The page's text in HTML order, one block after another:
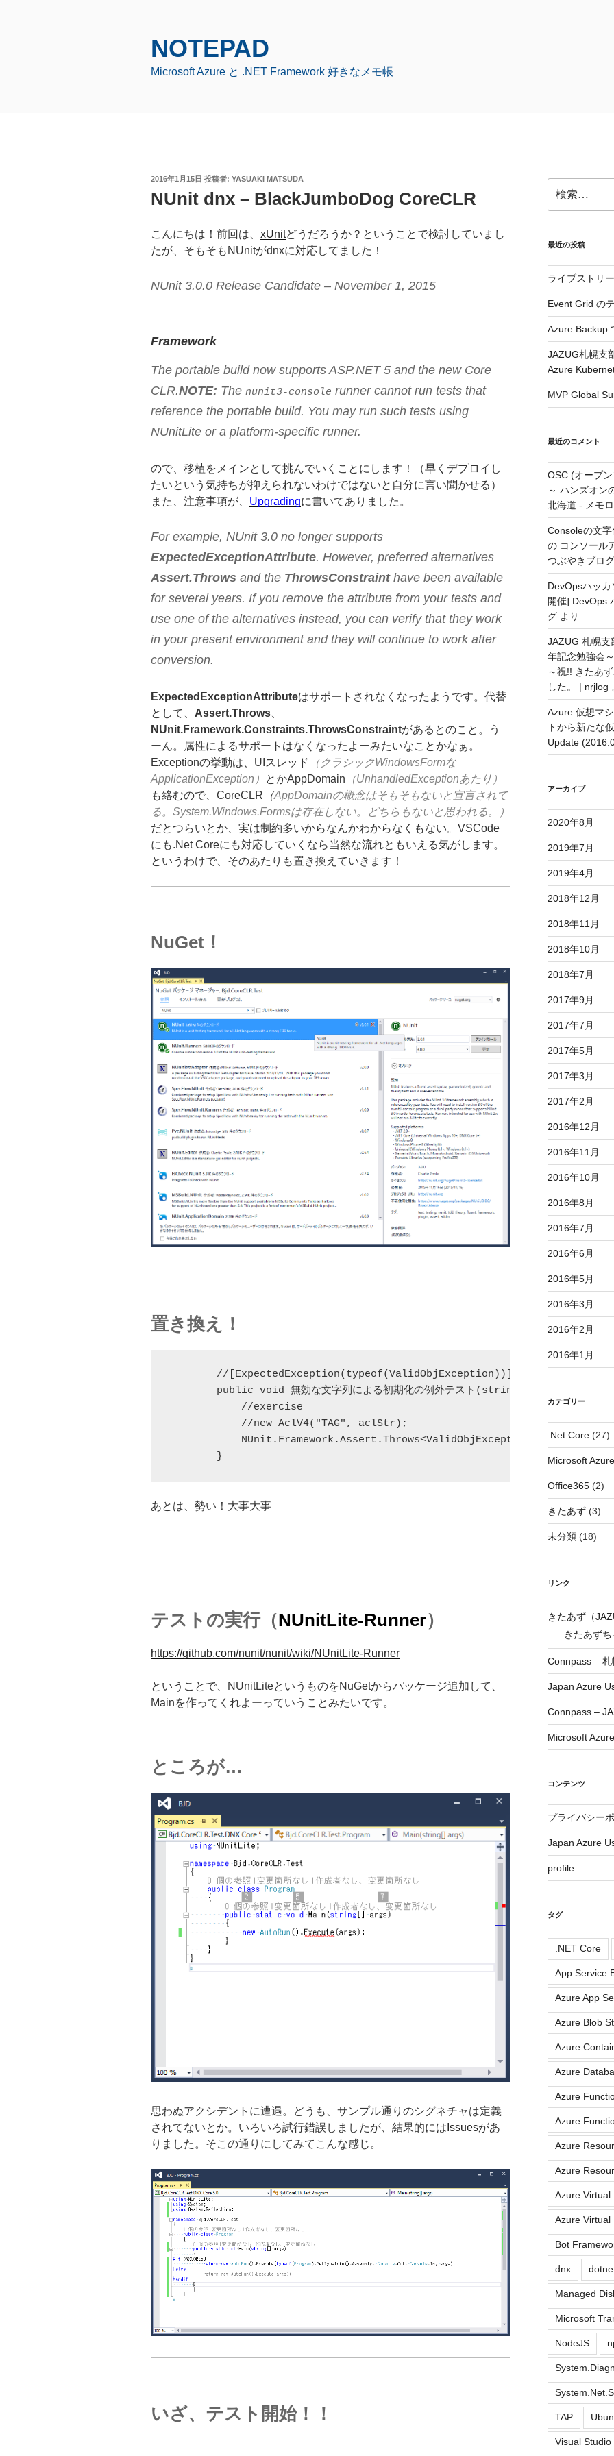
NOTEPAD
Microsoft Azure と .NET Framework 好きなメモ帳
投
日:
2016年1月15日 投稿者: YASUAKI MATSUDA
NUnit dnx – BlackJumboDog CoreCLR
こんにちは！前回は、 xUnitどうだろうか？ということで検討していまし
たが、そもそもNUnitがdnxに対応してました！
NUnit 3.0.0 Release Candidate – November 1, 2015
Framework
The portable build now supports ASP.NET 5 and the new Core
CLR.NOTE: The nunit3-console runner cannot run tests that
reference the portable build. You may run such tests using
NUnitLite or a platform-specific runner.
ので、移植をメインとして挑んでいくことにします！（早くデプロイし
たいという気持ちが抑えられないわけではないと自分に言い聞かせる）
また、注意事項が、 Upgradingに書いてありました。
For example, NUnit 3.0 no longer supports
ExpectedExceptionAttribute. However, preferred alternatives
Assert.Throws and the ThrowsConstrainthave been available
for several years. If you remove the attribute from your tests and
use one of the alternatives instead, you can verify that they work
in your present environment and they will continue to work after
conversion.
ExpectedExceptionAttributeはサポートされなくなったようです。代替
として、 Assert.Throws
NUnit.Framework.Constraints.ThrowsConstraintがあるとのこと。う
ーん。属性によるサポートはなくなったよーみたいなことかなぁ。
Exceptionの挙動は、UIスレッド
（クラシックWindowsFormな
ApplicationException）
とかAppDomain （UnhandledExceptionあたり）
も絡むので、CoreCLR （AppDomainの概念はそもそもないと宣言されて
る。System.Windows.Formsは存在しない。どちらもないと思われる。）
だとつらいとか、実は制約多いからなんかわからなくもない。VSCode
にも.Net Coreにも対応していくなら当然な流れともいえる気がします。
というわけで、そのあたりも置き換えていきます！
NuGet！
置き換え！
//[ExpectedException(typeof(ValidObjException))]
public void 無効な文字列による初期化の例外テスト(string aclStr) {
//exercise
//new AclV4("TAG", aclStr);
NUnit.Framework.Assert.Throws<ValidObjException>(() => new
}
あとは、勢い！大事大事
テストの実行（NUnitLite-Runner）
https://github.com/nunit/nunit/wiki/NUnitLite-Runner
ということで、NUnitLiteというものをNuGetからパッケージ追加して、
Mainを作ってくれよーっていうことみたいです。
ところが…
思わぬアクシデントに遭遇。どうも、サンプル通りのシグネチャは定義
されてないとか。いろいろ試行錯誤しましたが、結果的には Issuesがあ
りました。そこの通りにしてみてこんな感じ。
いざ、テスト開始！！
索:
最近の投稿
ライブストリ
Event Grid の
Azure Backup
JAZUG札幌支
Azure
MVP Global
最近のコメント
OSC (オープ
～ ハンズオン
北海道 - メモ
Consoleの文
の コンソール
つぶやきブログ
DevOpsハッ
開催] DevOps
グより
JAZUG 札幌支
年記念勉強会～
～祝!! きたあ
した。 | nrjlog
Azure 仮想マ
トから新たな
Update
アーカイブ
2020年8月
2019年7月
2019年4月
2018年12月
2018年11月
2018年10月
2018年7月
2017年9月
2017年7月
2017年5月
2017年3月
2017年2月
2016年12月
2016年11月
2016年10月
2016年8月
2016年7月
2016年6月
2016年5月
2016年3月
2016年2月
2016年1月
カテゴリー
.Net Core(27)
Microsoft Azure
Office365(2)
きたあず(3)
未分類(18)
リンク
きたあず（
きたあずち
Connpass –
Japan Azure
Connpass –
Microsoft Azure
コンテンツ
プライバシー
Japan Azure
profile
タグ
.NET Core
App Service
Azure App
Azure Blob
Azure
Azure
Azure
Azure
Azure
Azure
Azure Virtual
Azure Virtual
Bot
dnx
Managed
Microsoft
NodeJS
TAP
Visual Studio